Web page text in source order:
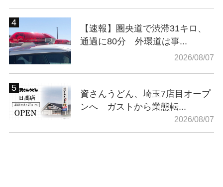
【速報】圏央道で渋滞31キロ、
通過に80分 外環道は事...
2026/08/07
資さんうどん、埼玉7店目オープ
ンへ ガストから業態転...
2026/08/07